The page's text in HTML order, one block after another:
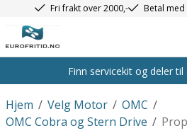
Fri frakt over 2000,- Betal
Finn servicekit og deler
/
Hjem /
Velg Motor /
OMC
/
OMC Cobra og Stern Drive